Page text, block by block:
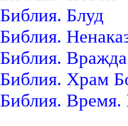
Библия. Блуд
Библия.
Библия.
Библия. Храм
Библия.